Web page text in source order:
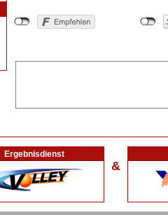
Ergebnisdienst
&